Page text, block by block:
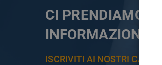
CI PRENDIAMO
INFORMAZIONE
ISCRIVITI AI NOSTRI